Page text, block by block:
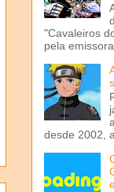
"Cavaleiros
pela emissora
desde 2002,